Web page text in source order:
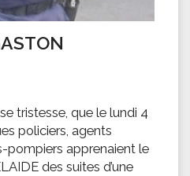
tristesse, que le lundi 4
policiers, agents
pompiers apprenaient le
des suites d’une